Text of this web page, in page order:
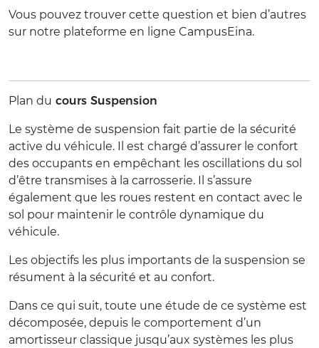
Vous pouvez trouver cette question et bien d’autres
sur notre plateforme en ligne CampusEina.
Plan du cours Suspension
Le système de suspension fait partie de la sécurité
active du véhicule. Il est chargé d’assurer le confort
des occupants en empêchant les oscillations du sol
d’être transmises à la carrosserie. Il s’assure
également que les roues restent en contact avec le
sol pour maintenir le contrôle dynamique du
véhicule.
Les objectifs les plus importants de la suspension se
résument à la sécurité et au confort.
Dans ce qui suit, toute une étude de ce système est
décomposée, depuis le comportement d’un
amortisseur classique jusqu’aux systèmes les plus